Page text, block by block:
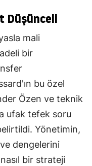
Düşünceli
mali
bir
bu özel
Özen ve teknik
ufak tefek soru
Yönetimin,
dengelerini
bir strateji